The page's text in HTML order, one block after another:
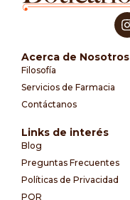
Acerca de Nosotros
Filosofía
Servicios de Farmacia
Contáctanos
Links de interés
Blog
Preguntas Frecuentes
Políticas de Privacidad
PQR